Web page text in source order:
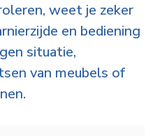
weet je zeker
en bediening
situatie,
van meubels of